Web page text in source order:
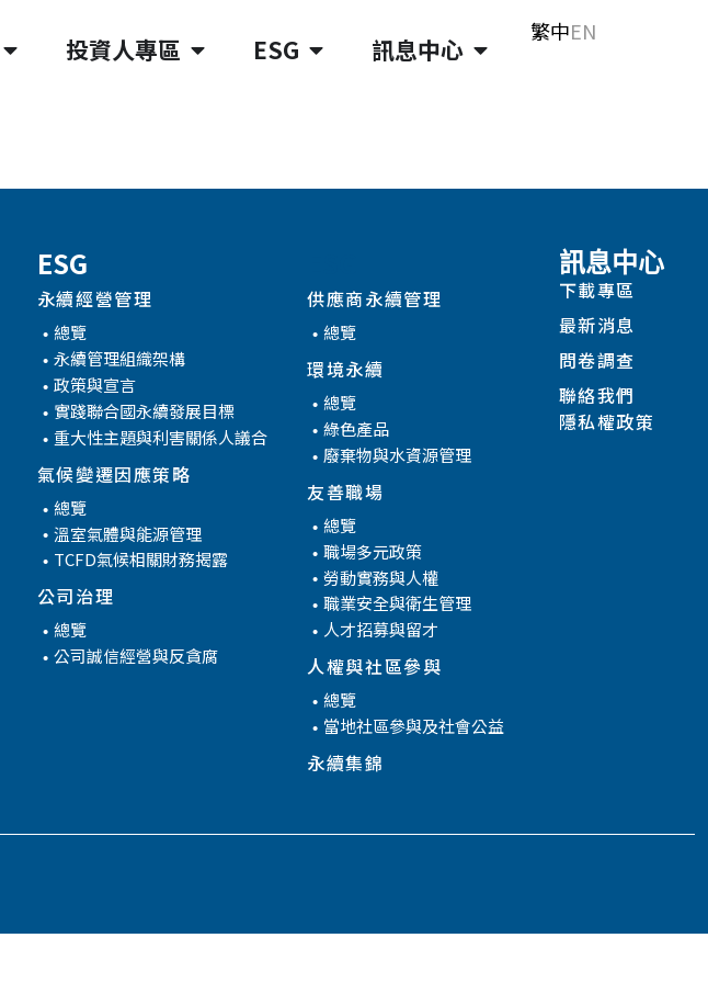
投資人專區 ESG 訊息中心
繁中EN
ESG
永續經營管理
總覽
永續管理組織架構
政策與宣言
實踐聯合國永續發展目標
重大性主題與利害關係人議合
氣候變遷因應策略
總覽
溫室氣體與能源管理
TCFD氣候相關財務揭露
公司治理
總覽
公司誠信經營與反貪腐
供應商永續管理
總覽
環境永續
總覽
綠色產品
廢棄物與水資源管理
友善職場
總覽
職場多元政策
勞動實務與人權
職業安全與衛生管理
人才招募與留才
人權與社區參與
總覽
當地社區參與及社會公益
永續集錦
訊息中心
下載專區
最新消息
問卷調查
聯絡我們
隱私權政策